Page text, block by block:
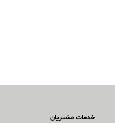
خدمات مشتریان